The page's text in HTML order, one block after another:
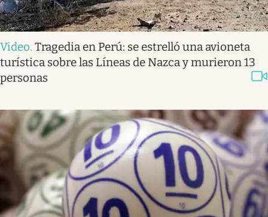
Video. Tragedia en Perú: se estrelló una avioneta
turística sobre las Líneas de Nazca y murieron 13
personas